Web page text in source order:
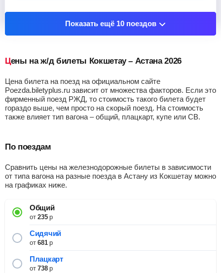
Показать ещё 10 поездов
Цены на ж/д билеты Кокшетау – Астана 2026
Цена билета на поезд на официальном сайте
Poezda.biletyplus.ru зависит от множества факторов. Если это
фирменный поезд РЖД, то стоимость такого билета будет
гораздо выше, чем просто на скорый поезд. На стоимость
также влияет тип вагона – общий, плацкарт, купе или СВ.
По поездам
Сравнить цены на железнодорожные билеты в зависимости
от типа вагона на разные поезда в Астану из Кокшетау можно
на графиках ниже.
Общий
от235р
Сидячий
от681р
Плацкарт
от738р